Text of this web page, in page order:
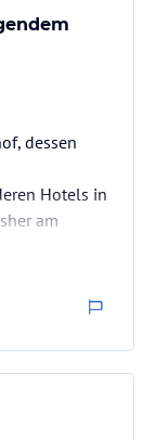
dessen
Hotels in
am
nett
die
die Ober
waren